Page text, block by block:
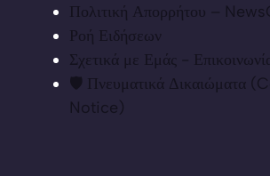
Πολιτική Απορρήτου –
Ροή Ειδήσεων
Σχετικά με Εμάς -
🛡️ Πνευματικά Δικαιώματα
Notice)